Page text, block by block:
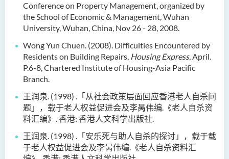
Conference on Property Management, organized by
the School of Economic & Management, Wuhan
University, Wuhan, China, Nov 26 - 28, 2008.
Wong Yun Chuen. (2008). Difficulties Encountered by
Residents on Building Repairs, Housing Express, April.
P.6-8, Chartered Institute of Housing-Asia Pacific
Branch.
王润泉. (1998) . 「从社会政策层面回应香港老人自杀问
题」，载于老人权益促进会及李昺伟编. 《老人自杀资
料汇编》 . 香港: 香港人文科学出版社.
王润泉. (1998) . 「安乐死与助人自杀的探讨」，载于载
于老人权益促进会及李昺伟编. 《老人自杀资料汇